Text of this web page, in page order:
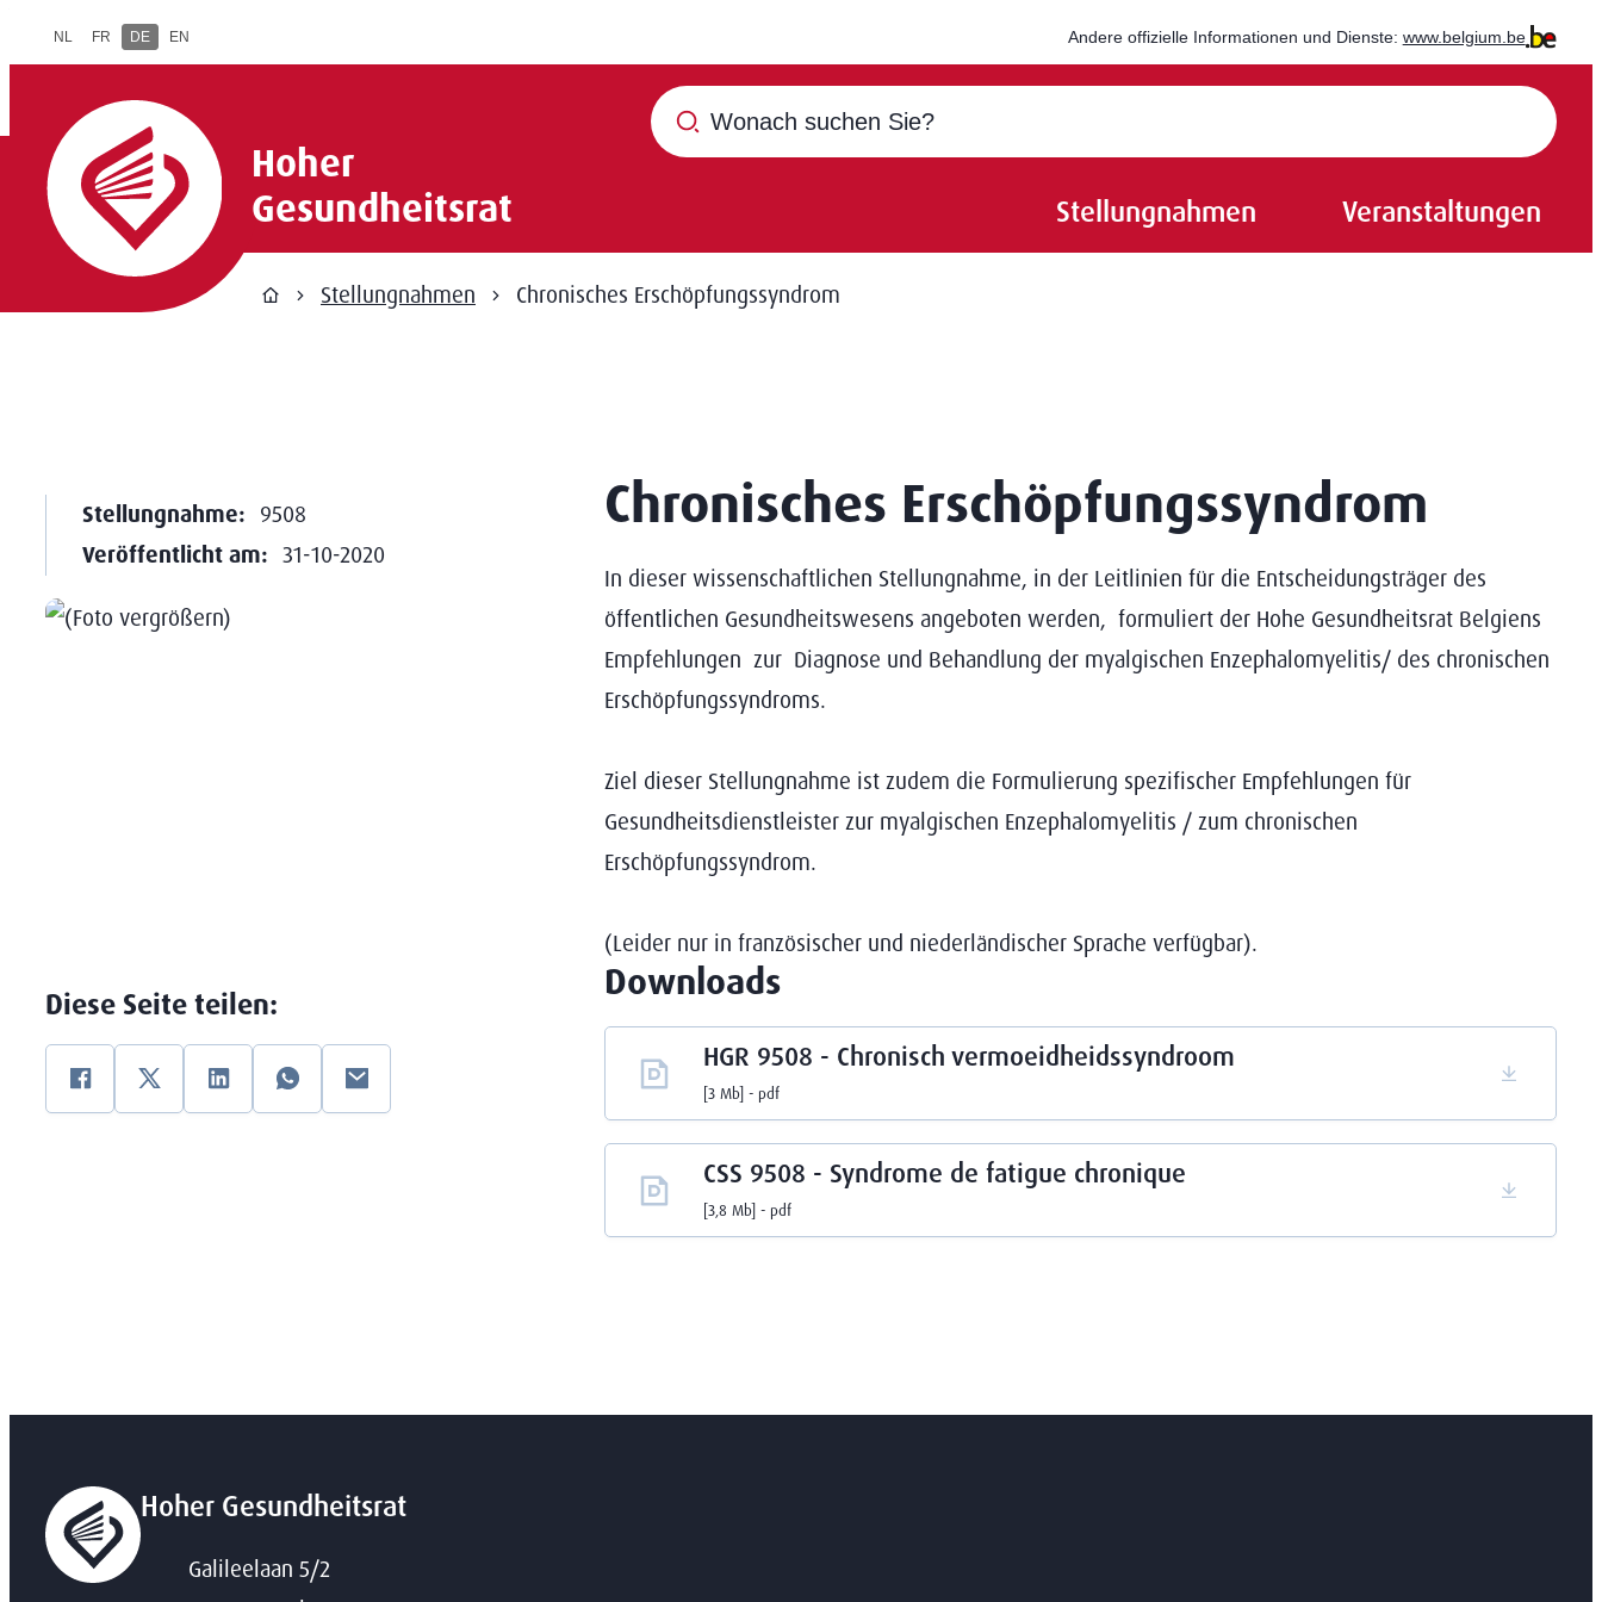
zum Inhalt
NL FR DE EN Andere offizielle Informationen und Dienste: www.belgium.be
Hoher Gesundheitsrat
Hoher
Gesundheitsrat
Wonach suchen Sie?
Stellungnahmen Veranstaltungen
Zuhause
Stellungnahmen Chronisches Erschöpfungssyndrom
Chronisches Erschöpfungssyndrom
In dieser wissenschaftlichen Stellungnahme, in der Leitlinien für die Entscheidungsträger des
öffentlichen Gesundheitswesens angeboten werden, formuliert der Hohe Gesundheitsrat Belgiens
Empfehlungen zur Diagnose und Behandlung der myalgischen Enzephalomyelitis/ des chronischen
Erschöpfungssyndroms.
Ziel dieser Stellungnahme ist zudem die Formulierung spezifischer Empfehlungen für
Gesundheitsdienstleister zur myalgischen Enzephalomyelitis / zum chronischen
Erschöpfungssyndrom.
(Leider nur in französischer und niederländischer Sprache verfügbar).
Downloads
HGR 9508 - Chronisch vermoeidheidssyndroom
3 Mb pdf
CSS 9508 - Syndrome de fatigue chronique
3,8 Mb pdf
Stellungnahme: 9508
Veröffentlicht am: 31-10-2020
Diese Seite teilen:
FacebookzwitschernLinkedinWhatsAppE-Mail
Hoher Gesundheitsrat
AdresseGalileelaan 5/2